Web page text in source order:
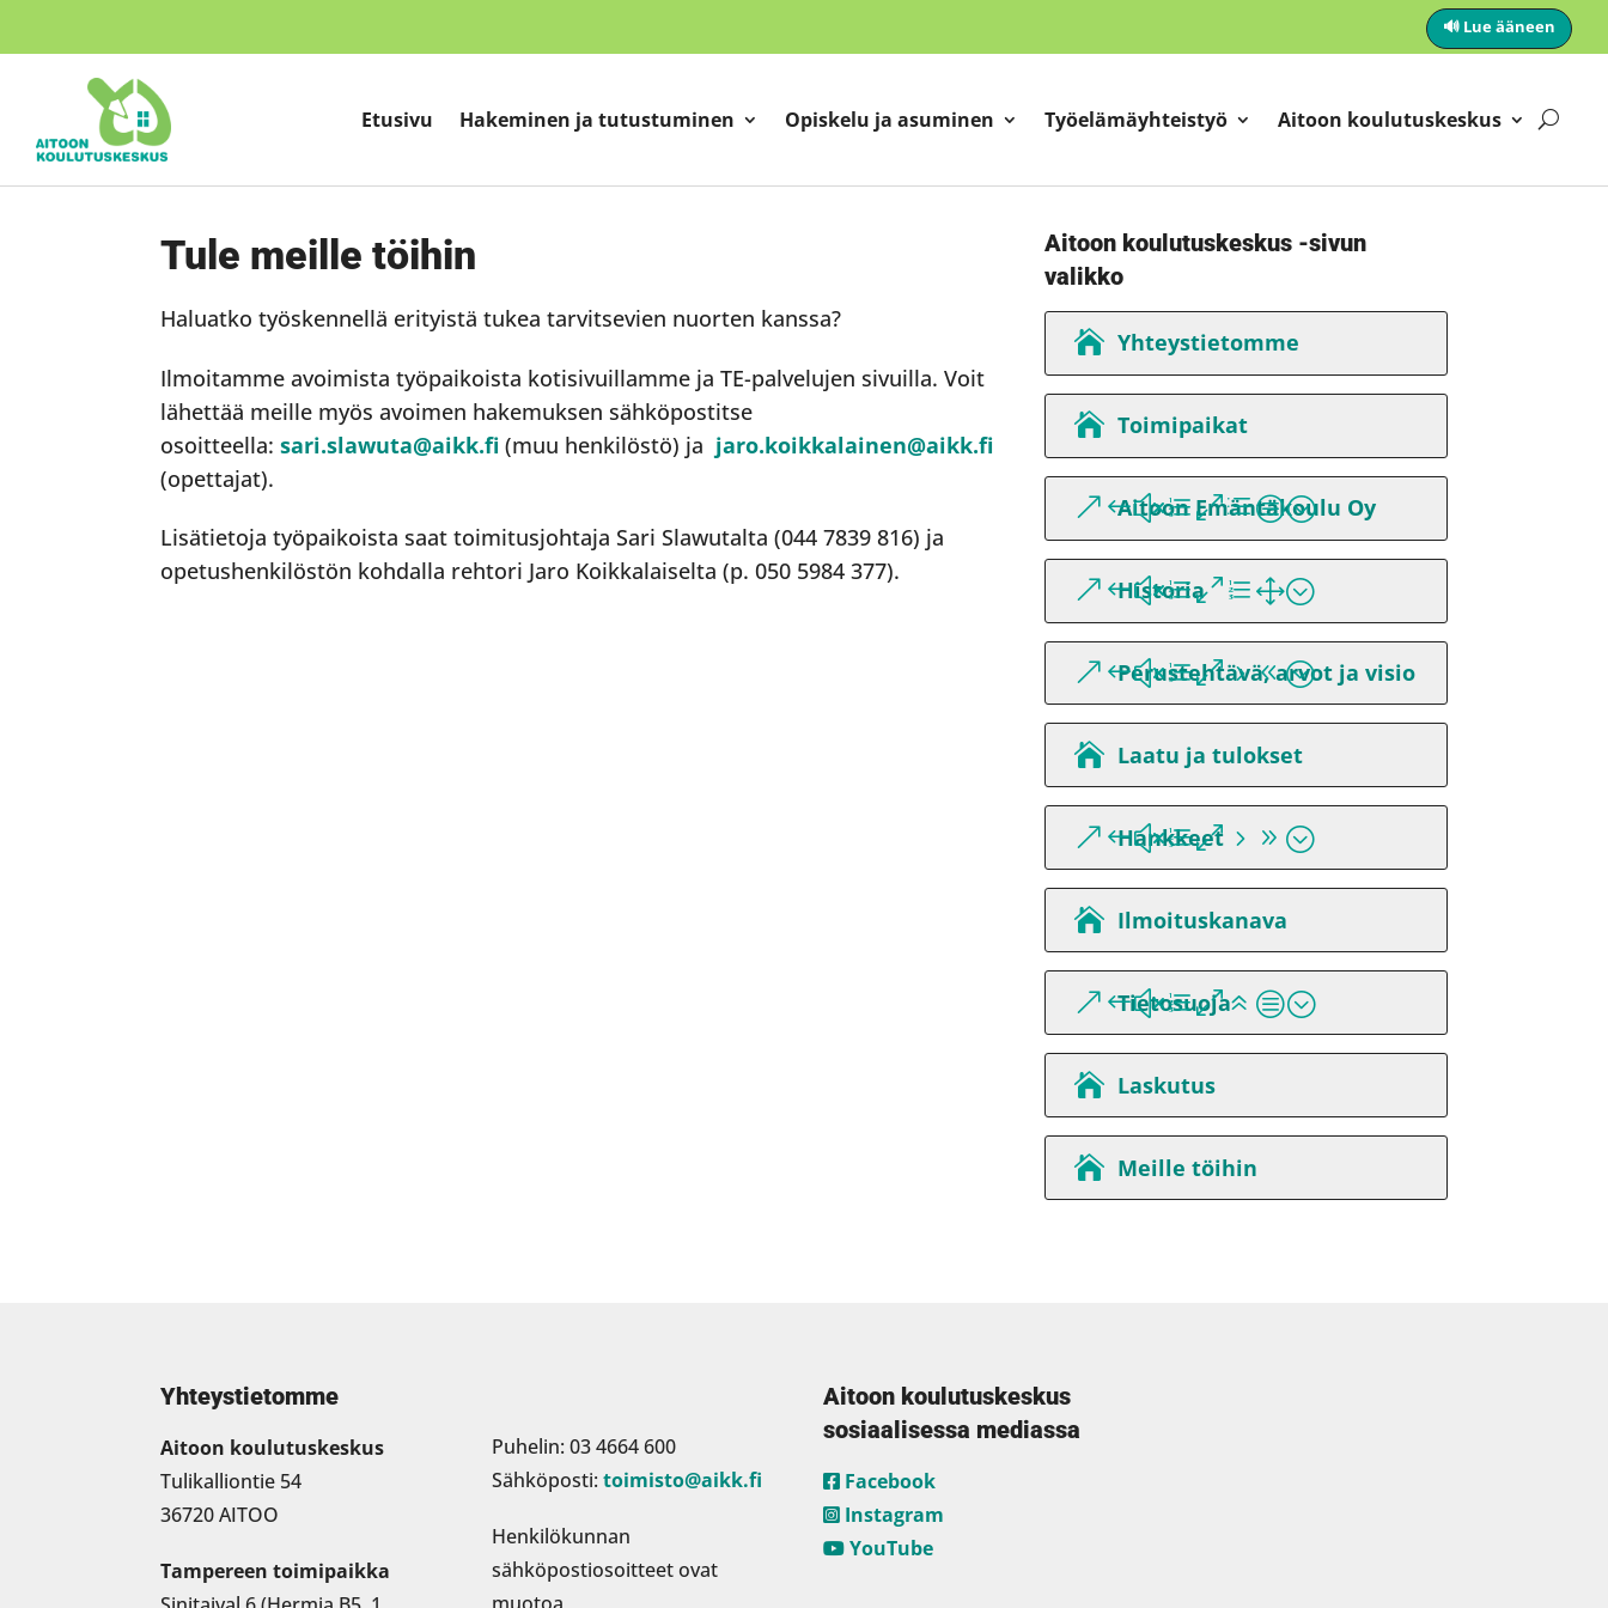
Etusivu Hakeminen ja tutustuminen Opiskelu ja asuminen Työelämäyhteistyö Aitoon koulutuskeskus
🔊 Lue ääneen
Tule meille töihin
Haluatko työskennellä erityistä tukea tarvitsevien nuorten kanssa?
Ilmoitamme avoimista työpaikoista kotisivuillamme ja TE-palvelujen sivuilla. Voit
lähettää meille myös avoimen hakemuksen sähköpostitse
osoitteella:sari.slawuta@aikk.fi (muu henkilöstö) ja jaro.koikkalainen@aikk.fi
(opettajat).
Lisätietoja työpaikoista saat toimitusjohtaja Sari Slawutalta (044 7839 816) ja
opetushenkilöstön kohdalla rehtori Jaro Koikkalaiselta (p. 050 5984 377).
Aitoon koulutuskeskus -sivun
valikko
Yhteystietomme
Toimipaikat
Aitoon Emäntäkoulu Oy
Historia
Perustehtävä, arvot ja visio
Laatu ja tulokset
Hankkeet
Ilmoituskanava
Tietosuoja
Laskutus
Meille töihin
Yhteystietomme
Aitoon koulutuskeskus
Tulikalliontie 54
36720 AITOO
Tampereen toimipaikka
Puhelin: 03 4664 600
Sähköposti:toimisto@aikk.fi
Henkilökunnan
sähköpostiosoitteet ovat
Aitoon koulutuskeskus
sosiaalisessa mediassa
Facebook
Instagram
YouTube